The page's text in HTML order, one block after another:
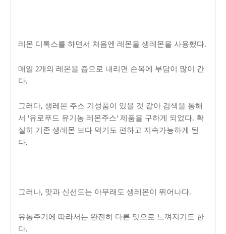
레몬 디톡스를 하면서 처음엔 레몬을 생레몬을 사용했다.
매일 2개의 레몬을 즙으로 내리면 손목에 부담이 많이 간
다.
그러다, 생레몬 주스 기성품이 있을 것 같아 검색을 통해
서 '유로푸드 유기농 레몬주스' 제품을 구하게 되었다. 확
실히 기존 생레몬 보다 먹기도 편하고 지속가능하게 된
다.
그러나, 맛과 신선도는 아무래도 생레몬이 뛰어나다.
유통주기에 따라서는 완전히 다른 맛으로 느껴지기도 한
다.